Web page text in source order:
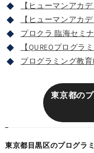
【ヒューマンアカ
【ヒューマンアカ
プロクラ 臨海セミ
【QUREOプログラ
プログラミング教
東京都の
東京都目黒区のプログラ